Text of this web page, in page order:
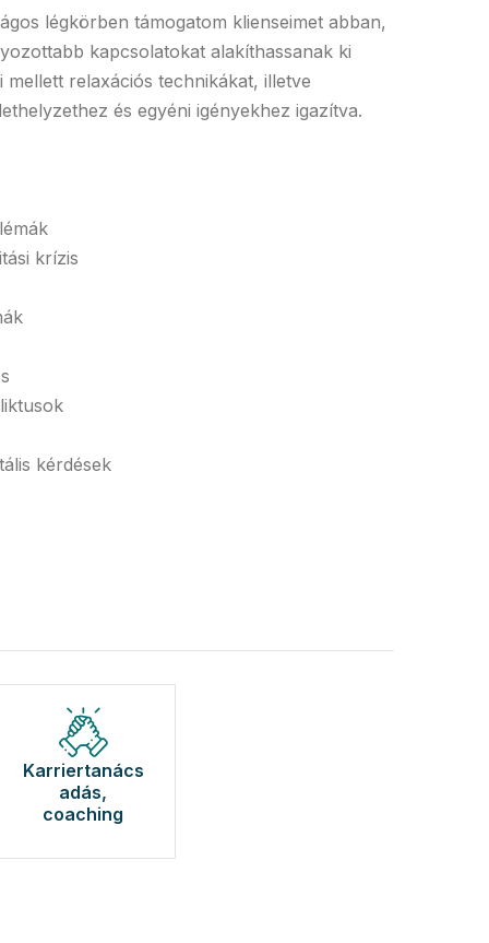
légkörben támogatom klienseimet abban,
kapcsolatokat alakíthassanak ki
relaxációs technikákat, illetve
és egyéni igényekhez igazítva.
krízis
kérdések
Karriertanács
adás,
coaching